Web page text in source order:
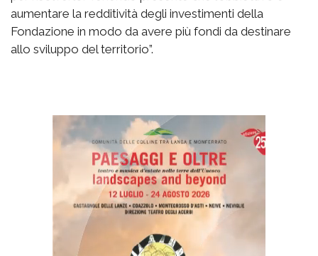
aumentare la redditività degli investimenti della
Fondazione in modo da avere più fondi da destinare
allo sviluppo del territorio”.